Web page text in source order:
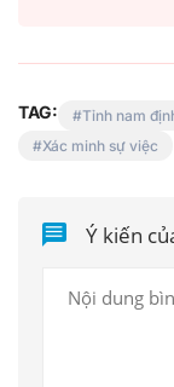
TAG: Tỉnh nam
Xác minh sự việc
Ý kiến